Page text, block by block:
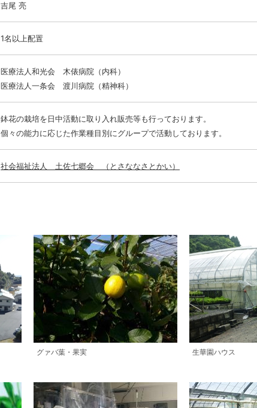
吉尾 亮
1名以上配置
医療法人和光会 木俵病院（内科）
医療法人一条会 渡川病院（精神科）
鉢花の栽培を日中活動に取り入れ販売等も行っております。
個々の能力に応じた作業種目別にグループで活動しております。
社会福祉法人 土佐七郷会 （とさななさとかい）
グァバ葉・果実 生華園ハウス